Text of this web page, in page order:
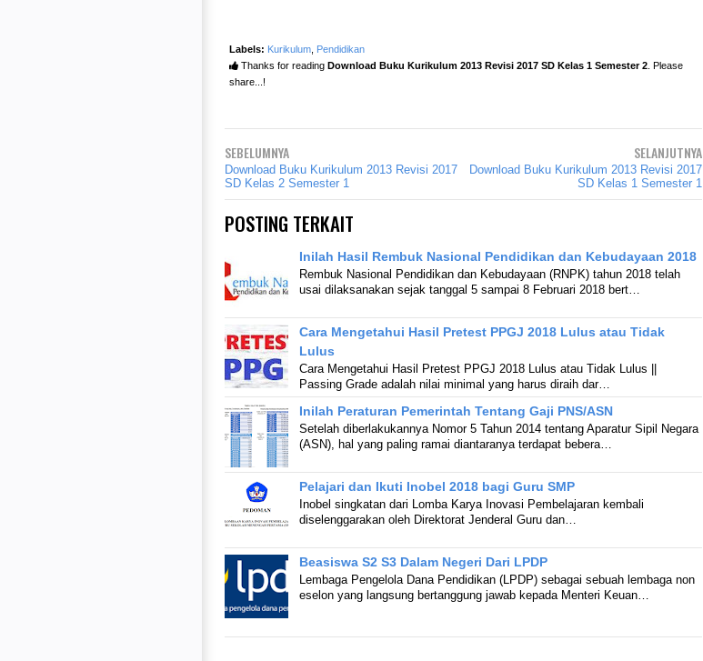
Labels: Kurikulum Pendidikan
Thanks for reading Download Buku Kurikulum 2013 Revisi 2017 SD Kelas 1 Semester 2 . Please
share...!
SEBELUMNYA
Download Buku Kurikulum 2013 Revisi 2017
SD Kelas 2 Semester 1
SELANJUTNYA
Download Buku Kurikulum 2013 Revisi 2017
SD Kelas 1 Semester 1
POSTING TERKAIT
Inilah Hasil Rembuk Nasional Pendidikan dan Kebudayaan 2018
Rembuk Nasional Pendidikan dan Kebudayaan (RNPK) tahun 2018 telah
usai dilaksanakan sejak tanggal 5 sampai 8 Februari 2018 bert…
Cara Mengetahui Hasil Pretest PPGJ 2018 Lulus atau Tidak
Lulus
Cara Mengetahui Hasil Pretest PPGJ 2018 Lulus atau Tidak Lulus ||
Passing Grade adalah nilai minimal yang harus diraih dar…
Inilah Peraturan Pemerintah Tentang Gaji PNS/ASN
Setelah diberlakukannya Nomor 5 Tahun 2014 tentang Aparatur Sipil Negara
(ASN), hal yang paling ramai diantaranya terdapat bebera…
Pelajari dan Ikuti Inobel 2018 bagi Guru SMP
Inobel singkatan dari Lomba Karya Inovasi Pembelajaran kembali
diselenggarakan oleh Direktorat Jenderal Guru dan…
Beasiswa S2 S3 Dalam Negeri Dari LPDP
Lembaga Pengelola Dana Pendidikan (LPDP) sebagai sebuah lembaga non
eselon yang langsung bertanggung jawab kepada Menteri Keuan…